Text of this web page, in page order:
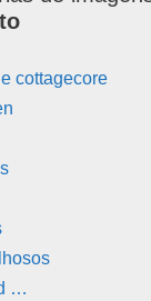
cottagecore
…